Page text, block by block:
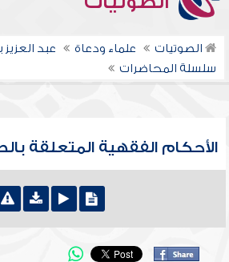
الصوتيات علماء ودعاة
عبد
سلسلة المحاضرات
الأحكام الفقهية المتعلقة